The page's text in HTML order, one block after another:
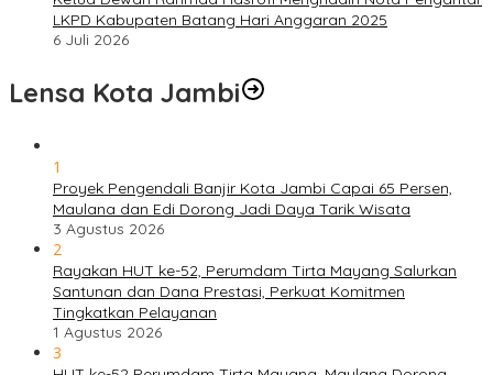
LKPD Kabupaten Batang Hari Anggaran 2025
6 Juli 2026
Lensa Kota Jambi
1
Proyek Pengendali Banjir Kota Jambi Capai 65 Persen,
Maulana dan Edi Dorong Jadi Daya Tarik Wisata
3 Agustus 2026
2
Rayakan HUT ke-52, Perumdam Tirta Mayang Salurkan
Santunan dan Dana Prestasi, Perkuat Komitmen
Tingkatkan Pelayanan
1 Agustus 2026
3